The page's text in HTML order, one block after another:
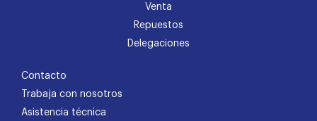
Venta
Repuestos
Delegaciones
Contacto
Trabaja con nosotros
Asistencia técnica